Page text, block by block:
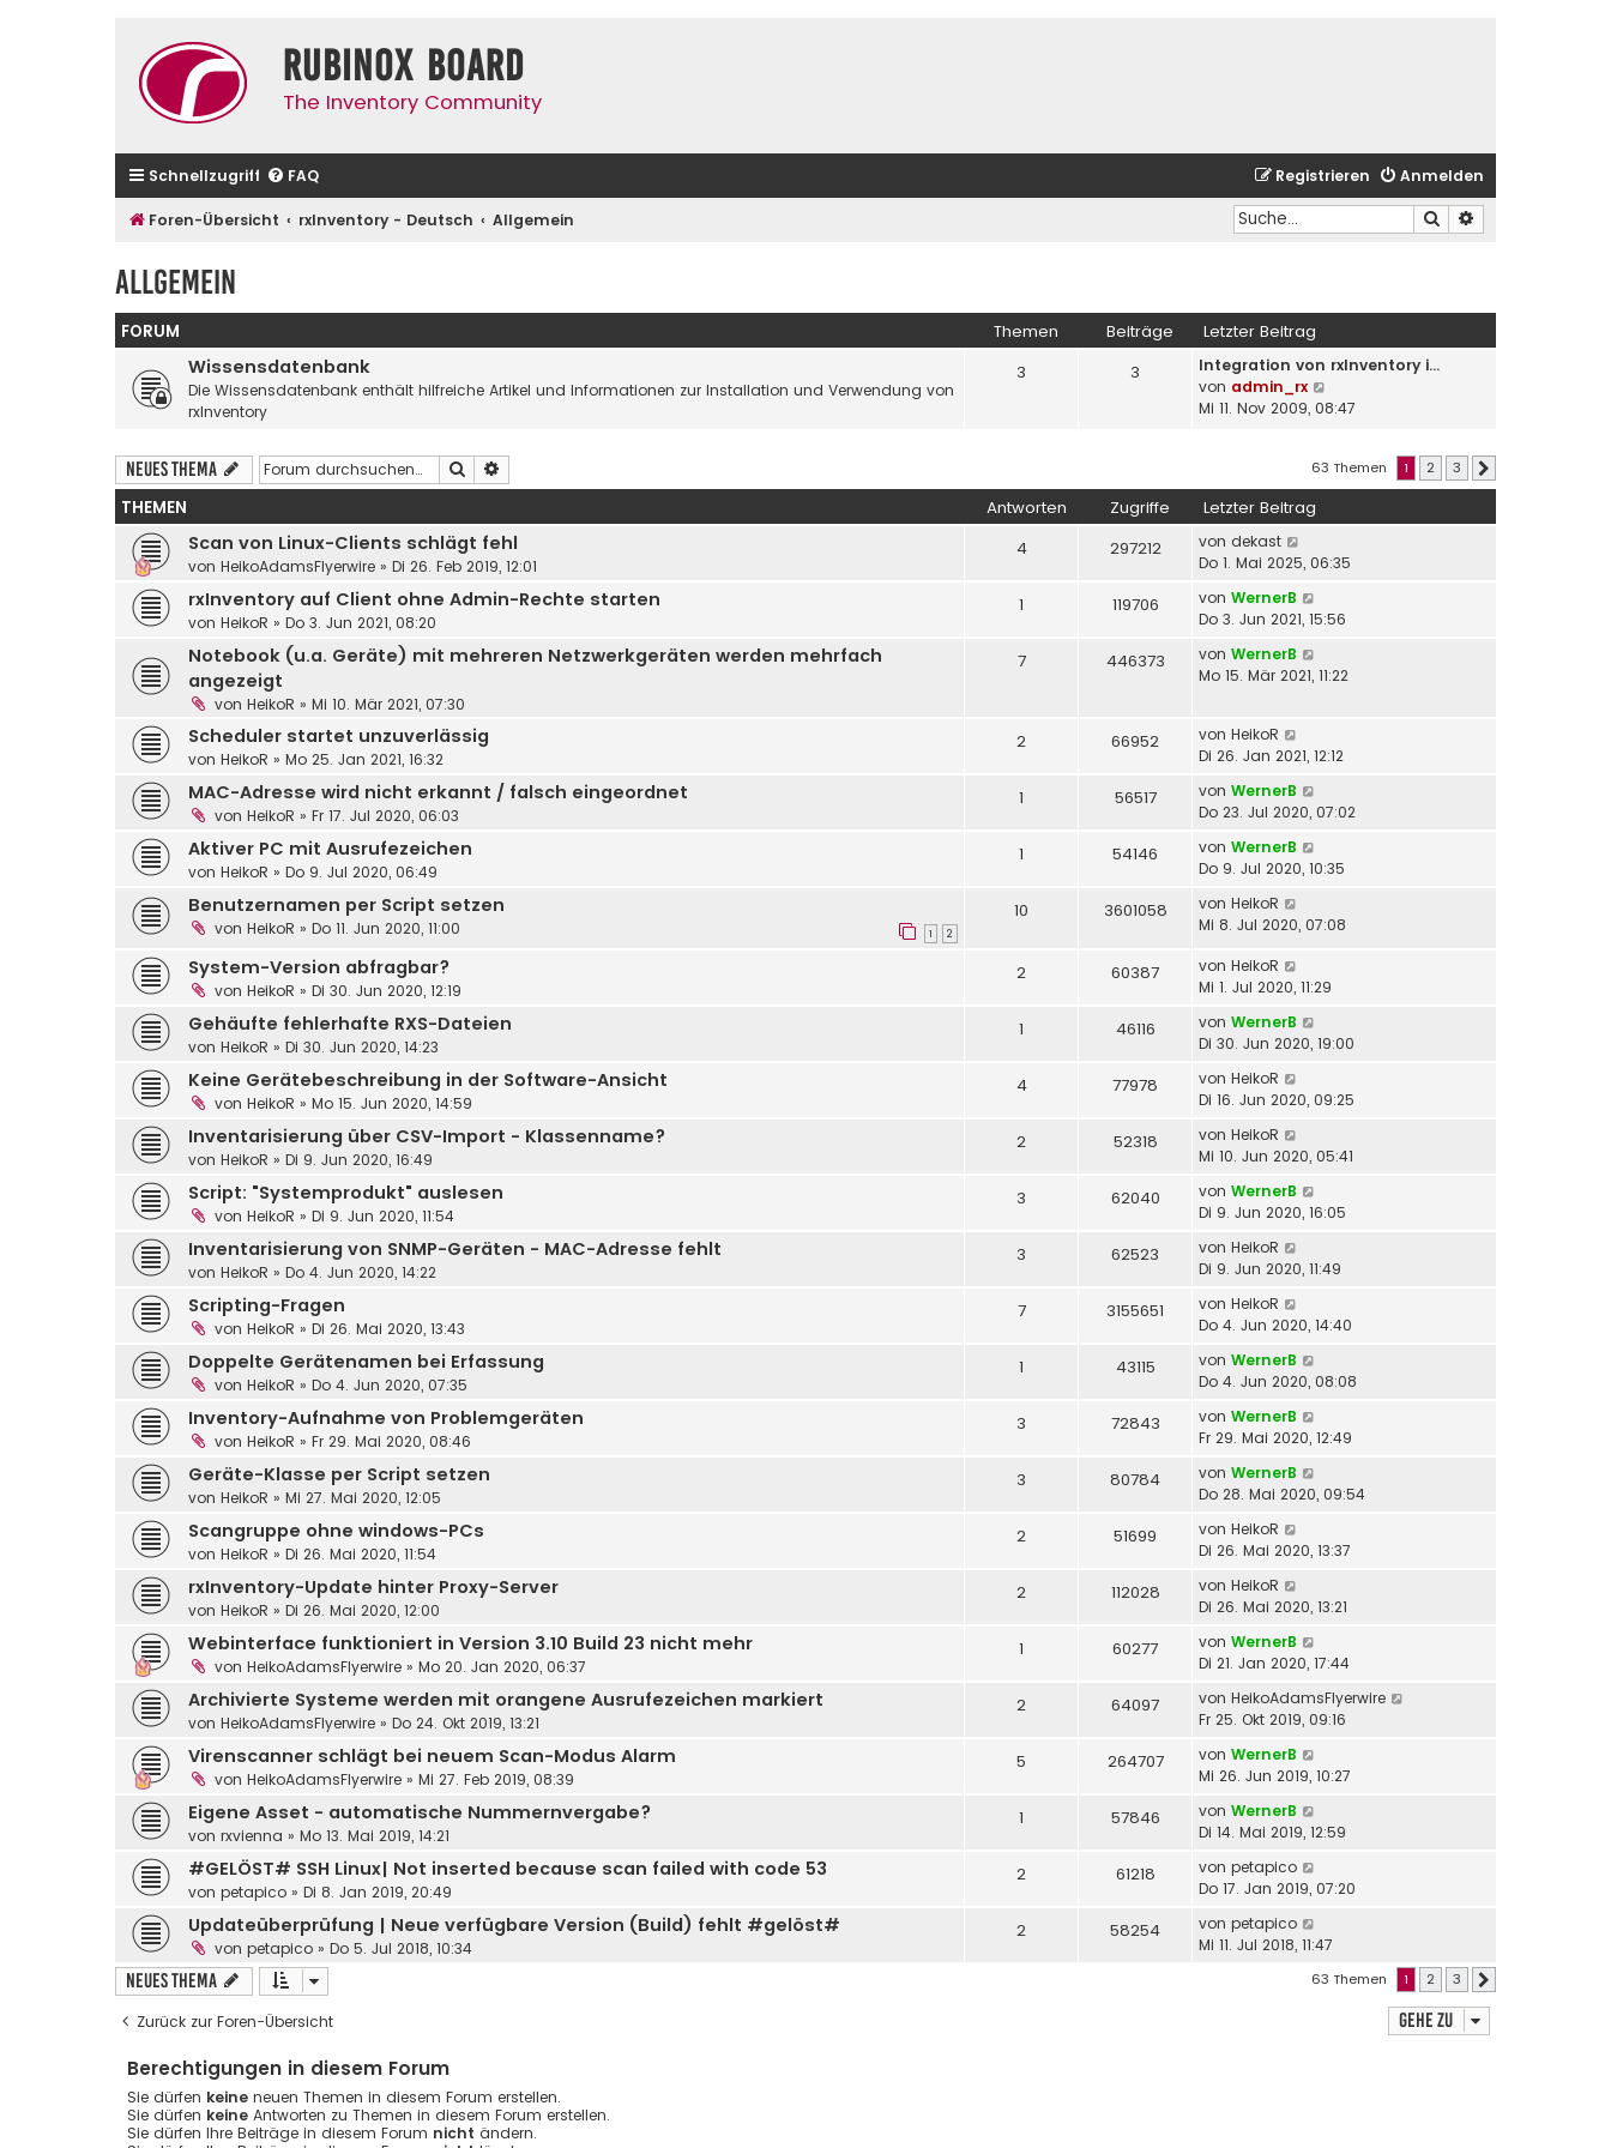
Rubinox Board
The Inventory Community
Schnellzugriff FAQ Anmelden
Registrieren
Foren-Übersicht rxInventory - Deutsch Allgemein Suche
Allgemein
FORUM Themen Beiträge Letzter Beitrag
Wissensdatenbank
Die Wissensdatenbank enthält hilfreiche Artikel und Informationen zur Installation und Verwendung von
rxInventory
3 3
Integration von rxInventory i…
von admin_rx
e
s
t
B
t
a
g
Mi 11. Nov 2009, 08:47
Neues Thema Suche 63 Themen 1 2 3
THEMEN Antworten Zugriffe Letzter Beitrag
Scan von Linux-Clients schlägt fehl
von HeikoAdamsFlyerwire » Di 26. Feb 2019, 12:01
4 297212 von dekast
Do 1. Mai 2025, 06:35
rxInventory auf Client ohne Admin-Rechte starten
von HeikoR » Do 3. Jun 2021, 08:20
1 119706 von WernerB
Do 3. Jun 2021, 15:56
Notebook (u.a. Geräte) mit mehreren Netzwerkgeräten werden mehrfach
angezeigt
von HeikoR » Mi 10. Mär 2021, 07:30
7 446373 von WernerB
Mo 15. Mär 2021, 11:22
Scheduler startet unzuverlässig
von HeikoR » Mo 25. Jan 2021, 16:32
2 66952 von HeikoR
Di 26. Jan 2021, 12:12
MAC-Adresse wird nicht erkannt / falsch eingeordnet
von HeikoR » Fr 17. Jul 2020, 06:03
1 56517 von WernerB
Do 23. Jul 2020, 07:02
Aktiver PC mit Ausrufezeichen
von HeikoR » Do 9. Jul 2020, 06:49
1 54146 von WernerB
Do 9. Jul 2020, 10:35
Benutzernamen per Script setzen
von HeikoR » Do 11. Jun 2020, 11:00 1 2
10 3601058 von HeikoR
Mi 8. Jul 2020, 07:08
System-Version abfragbar?
von HeikoR » Di 30. Jun 2020, 12:19
2 60387 von HeikoR
Mi 1. Jul 2020, 11:29
Gehäufte fehlerhafte RXS-Dateien
von HeikoR » Di 30. Jun 2020, 14:23
1 46116 von WernerB
Di 30. Jun 2020, 19:00
Keine Gerätebeschreibung in der Software-Ansicht
von HeikoR » Mo 15. Jun 2020, 14:59
4 77978 von HeikoR
Di 16. Jun 2020, 09:25
Inventarisierung über CSV-Import - Klassenname?
von HeikoR » Di 9. Jun 2020, 16:49
2 52318 von HeikoR
Mi 10. Jun 2020, 05:41
Script: "Systemprodukt" auslesen
von HeikoR » Di 9. Jun 2020, 11:54
3 62040 von WernerB
Di 9. Jun 2020, 16:05
Inventarisierung von SNMP-Geräten - MAC-Adresse fehlt
von HeikoR » Do 4. Jun 2020, 14:22
3 62523 von HeikoR
Di 9. Jun 2020, 11:49
Scripting-Fragen
von HeikoR » Di 26. Mai 2020, 13:43
7 3155651 von HeikoR
Do 4. Jun 2020, 14:40
Doppelte Gerätenamen bei Erfassung
von HeikoR » Do 4. Jun 2020, 07:35
1 43115 von WernerB
Do 4. Jun 2020, 08:08
Inventory-Aufnahme von Problemgeräten
von HeikoR » Fr 29. Mai 2020, 08:46
3 72843 von WernerB
Fr 29. Mai 2020, 12:49
Geräte-Klasse per Script setzen
von HeikoR » Mi 27. Mai 2020, 12:05
3 80784 von WernerB
Do 28. Mai 2020, 09:54
Scangruppe ohne windows-PCs
von HeikoR » Di 26. Mai 2020, 11:54
2 51699 von HeikoR
Di 26. Mai 2020, 13:37
rxInventory-Update hinter Proxy-Server
von HeikoR » Di 26. Mai 2020, 12:00
2 112028 von HeikoR
Di 26. Mai 2020, 13:21
Webinterface funktioniert in Version 3.10 Build 23 nicht mehr
von HeikoAdamsFlyerwire » Mo 20. Jan 2020, 06:37
1 60277 von WernerB
Di 21. Jan 2020, 17:44
Archivierte Systeme werden mit orangene Ausrufezeichen markiert
von HeikoAdamsFlyerwire » Do 24. Okt 2019, 13:21
2 64097 von HeikoAdamsFlyerwire
Fr 25. Okt 2019, 09:16
Virenscanner schlägt bei neuem Scan-Modus Alarm
von HeikoAdamsFlyerwire » Mi 27. Feb 2019, 08:39
5 264707 von WernerB
Mi 26. Jun 2019, 10:27
Eigene Asset - automatische Nummernvergabe?
von rxvienna » Mo 13. Mai 2019, 14:21
1 57846 von WernerB
Di 14. Mai 2019, 12:59
#GELÖST# SSH Linux| Not inserted because scan failed with code 53
von petapico » Di 8. Jan 2019, 20:49
2 61218 von petapico
Do 17. Jan 2019, 07:20
Updateüberprüfung | Neue verfügbare Version (Build) fehlt #gelöst#
von petapico » Do 5. Jul 2018, 10:34
2 58254 von petapico
Mi 11. Jul 2018, 11:47
Neues Thema 63 Themen 1 2 3
Zurück zur Foren-Übersicht Gehe zu
Berechtigungen in diesem Forum
Sie dürfen keine neuen Themen in diesem Forum erstellen.
Sie dürfen keine Antworten zu Themen in diesem Forum erstellen.
Sie dürfen Ihre Beiträge in diesem Forum nicht ändern.